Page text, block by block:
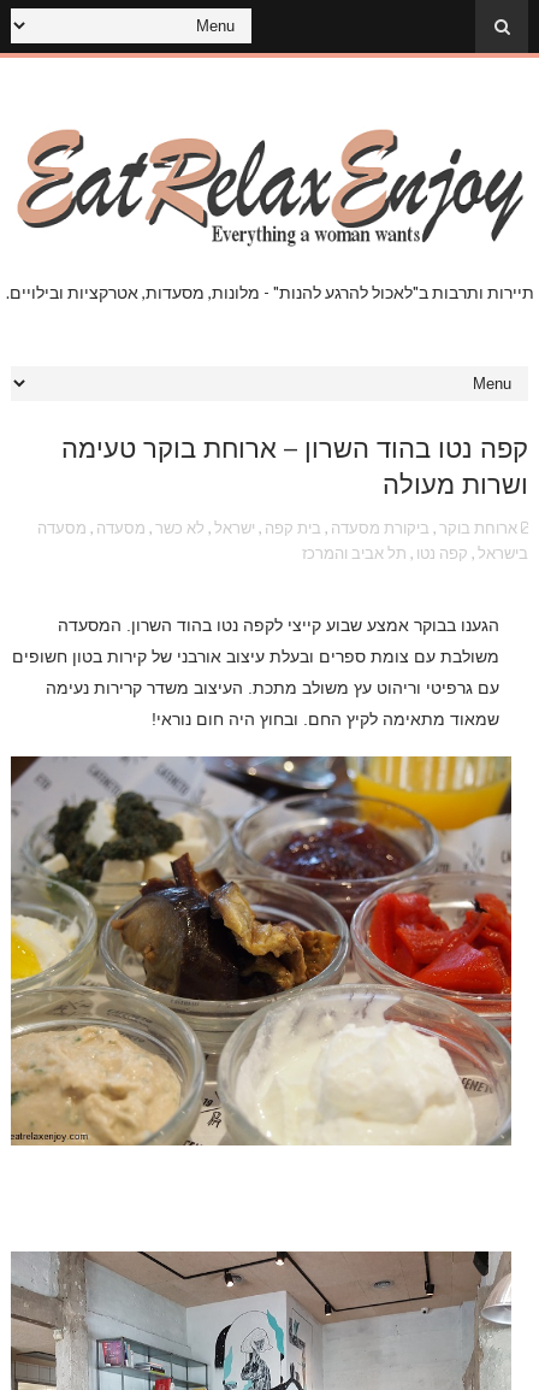
תיירות ותרבות ב"לאכול להרגע להנות" - מלונות, מסעדות, אטרקציות ובילויים.
קפה נטו בהוד השרון – ארוחת בוקר טעימה
ושרות מעולה
ארוחת בוקר, ביקורת מסעדה , בית קפה , ישראל, לא כשר, מסעדה , מסעדה
בישראל, קפה נטו , תל אביב והמרכז
הגענו בבוקר אמצע שבוע קייצי לקפה נטו בהוד השרון. המסעדה
משולבת עם צומת ספרים ובעלת עיצוב אורבני של קירות בטון חשופים
עם גרפיטי וריהוט עץ משולב מתכת. העיצוב משדר קרירות נעימה
שמאוד מתאימה לקיץ החם. ובחוץ היה חום נוראי!